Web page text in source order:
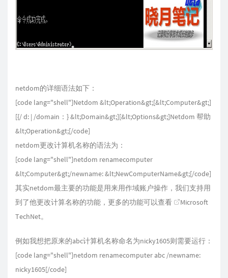
netdom的详细语法如下：
[code lang="shell"]Netdom &lt;Operation&gt;[&lt;Computer&gt;]
[{/ d: | /domain：} &lt;Domain&gt;][&lt;Options&gt;]Netdom 帮助
&lt;Operation&gt;[/code]
netdom更改计算机名称的语法为：
[code lang="shell"]netdom renamecomputer
&lt;Computer&gt;/newname: &lt;NewComputerName&gt;[/code]
其实netdom最主要的功能是用来用作域账户操作，我们支持用
到了他更改计算名称的功能，更多的功能可以查看
Microsoft
TechNet。
例如我想把原来的abc计算机名称命名为nicky1605则需要运行：
[code lang="shell"]netdom renamecomputer abc /newname:
nicky1605[/code]